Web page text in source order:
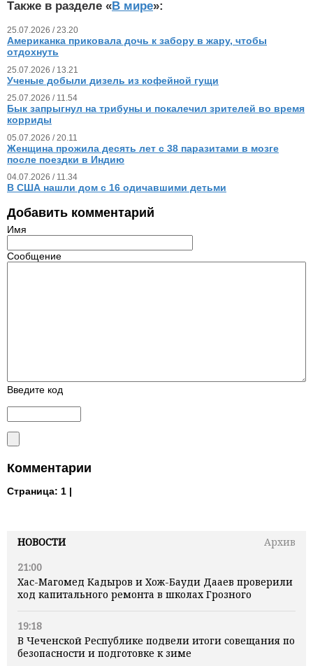
НОВОСТИ
Архив
21:00
Хас-Магомед Кадыров и Хож-Бауди Дааев проверили
ход капитального ремонта в школах Грозного
19:18
В Чеченской Республике подвели итоги совещания по
безопасности и подготовке к зиме
Также в разделе «В мире»:
25.07.2026 / 23.20
Американка приковала дочь к забору в жару, чтобы
отдохнуть
25.07.2026 / 13.21
Ученые добыли дизель из кофейной гущи
25.07.2026 / 11.54
Бык запрыгнул на трибуны и покалечил зрителей во время
корриды
05.07.2026 / 20.11
Женщина прожила десять лет с 38 паразитами в мозге
после поездки в Индию
04.07.2026 / 11.34
В США нашли дом с 16 одичавшими детьми
Добавить комментарий
Имя
Сообщение
Введите код
Комментарии
Страница: 1 |